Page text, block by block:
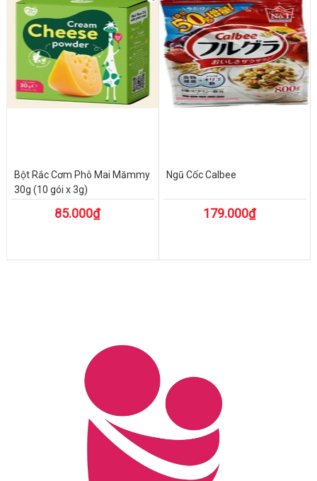
Bột Rắc Cơm Phô Mai Mămmy
30g (10 gói x 3g)
85.000₫
Ngũ Cốc Calbee
179.000₫